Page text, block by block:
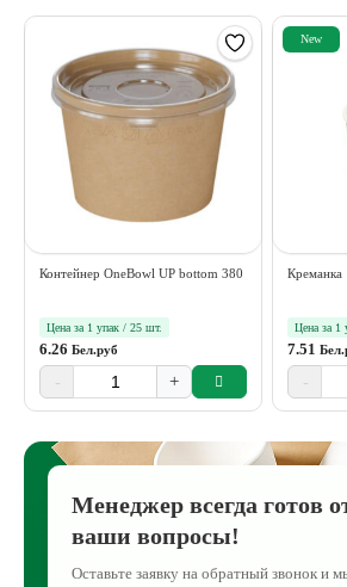
Контейнер OneBowl UP bottom 380
Цена за 1 упак / 25 шт.
6.26 Бел.руб
- +
New
Креманка
Цена за 1
7.51
-
Менеджер всегда готов
ваши вопросы!
Оставьте заявку на обратный звонок и